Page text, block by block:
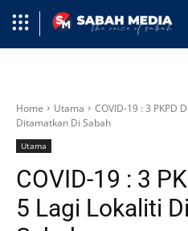
Home Utama
COVID-19 : 3 PKPD
Ditamatkan Di Sabah
Utama
COVID-19 : 3
5 Lagi Lokaliti